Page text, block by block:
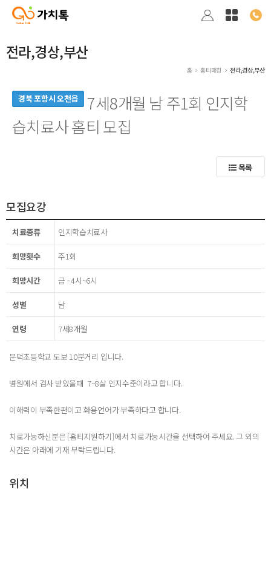
전라,경상,부산
홈 홈티매칭 전라,경상,부산
경북 포항시 오천읍
7세8개월 남 주1회 인지학
습치료사 홈티 모집
목록
모집요강
치료종류 인지학습치료사
희망횟수 주1회
희망시간 금 - 4시~6시
성별 남
연령 7세8개월
문덕초등학교 도보 10분거리 입니다.
병원에서 검사 받았을때 7~8살 인지수준이라고 합니다.
이해력이 부족한편이고 화용언어가 부족하다고 합니다.
치료가능하신분은 [홈티지원하기]에서 치료가능시간을 선택하여 주세요. 그 외의
시간은 아래에 기재 부탁드립니다.
위치